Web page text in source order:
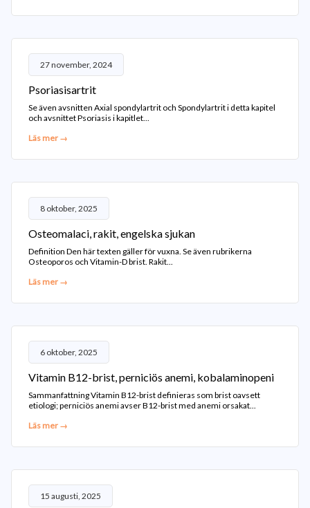
27 november, 2024
Psoriasisartrit
Se även avsnitten Axial spondylartrit och Spondylartrit i detta kapitel
och avsnittet Psoriasis i kapitlet...
Läs mer →
8 oktober, 2025
Osteomalaci, rakit, engelska sjukan
Definition Den här texten gäller för vuxna. Se även rubrikerna
Osteoporos och Vitamin-D brist. Rakit...
Läs mer →
6 oktober, 2025
Vitamin B12-brist, perniciös anemi, kobalaminopeni
Sammanfattning Vitamin B12-brist definieras som brist oavsett
etiologi; perniciös anemi avser B12-brist med anemi orsakat...
Läs mer →
15 augusti, 2025